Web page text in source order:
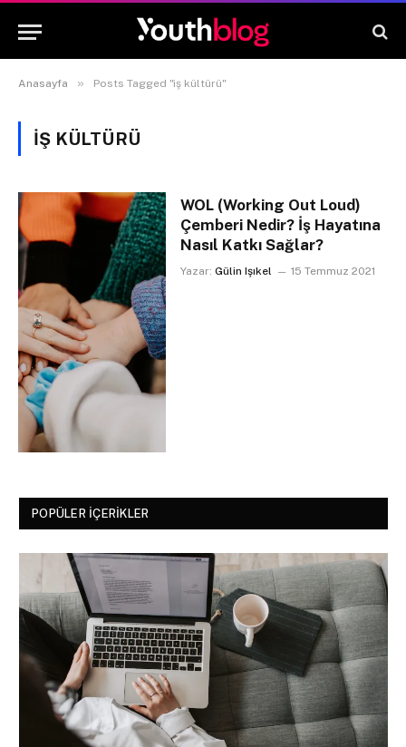
Anasayfa » Posts Tagged "iş kültürü"
IŞ KÜLTÜRÜ
WOL (Working Out Loud)
Çemberi Nedir? İş Hayatına
Nasıl Katkı Sağlar?
Yazar: Gülin Işıkel 15 Temmuz 2021
POPÜLER İÇERIKLER